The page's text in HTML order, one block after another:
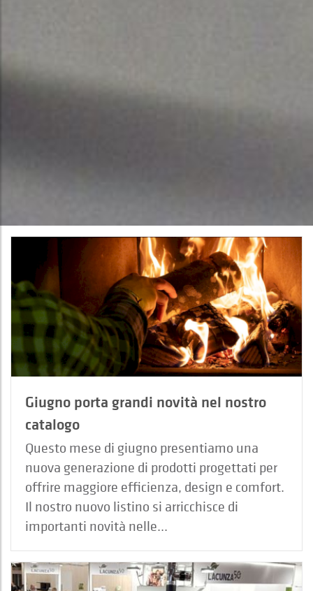
Giugno porta grandi novità nel nostro
catalogo
Questo mese di giugno presentiamo una
nuova generazione di prodotti progettati per
offrire maggiore efficienza, design e comfort.
Il nostro nuovo listino si arricchisce di
importanti novità nelle...